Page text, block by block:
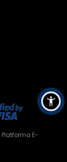
Platforma E-